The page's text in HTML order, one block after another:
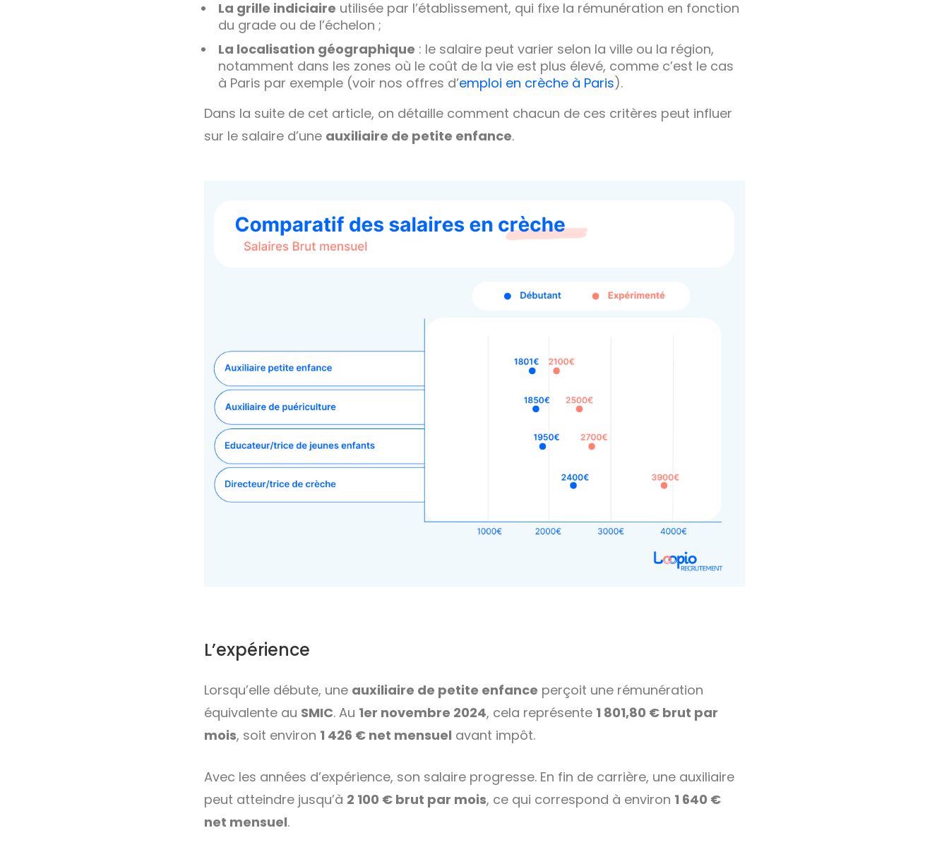
La grille indiciaire utilisée par l’établissement, qui fixe la rémunération en fonction
du grade ou de l’échelon ;
La localisation géographique : le salaire peut varier selon la ville ou la région,
notamment dans les zones où le coût de la vie est plus élevé, comme c’est le cas
à Paris par exemple (voir nos offres d’emploi en crèche à Paris).
Dans la suite de cet article, on détaille comment chacun de ces critères peut influer
sur le salaire d’une auxiliaire de petite enfance.
L’expérience
Lorsqu’elle débute, une auxiliaire de petite enfance perçoit une rémunération
équivalente au SMIC. Au 1er novembre 2024, cela représente 1 801,80 € brut par
mois, soit environ 1 426 € net mensuel avant impôt.
Avec les années d’expérience, son salaire progresse. En fin de carrière, une auxiliaire
peut atteindre jusqu’à 2 100 € brut par mois, ce qui correspond à environ 1 640 €
net mensuel.